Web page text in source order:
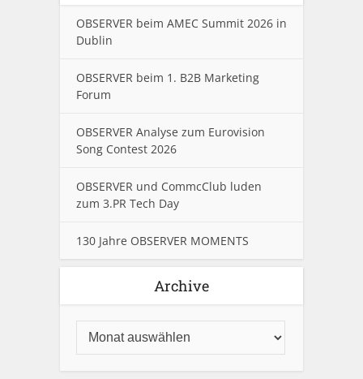
OBSERVER beim AMEC Summit 2026 in
Dublin
OBSERVER beim 1. B2B Marketing
Forum
OBSERVER Analyse zum Eurovision
Song Contest 2026
OBSERVER und CommcClub luden
zum 3.PR Tech Day
130 Jahre OBSERVER MOMENTS
Archive